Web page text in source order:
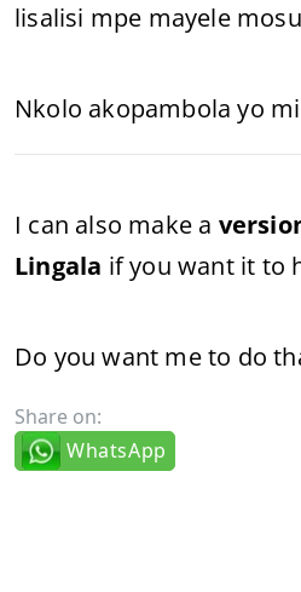
lisalisi mpe mayele
Nkolo akopambola yo
I can also make a
Lingala if you want it to
Do you want me to do
Share on:
WhatsApp